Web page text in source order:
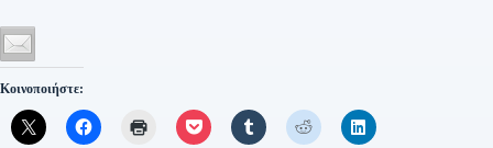
Κοινοποιήστε: